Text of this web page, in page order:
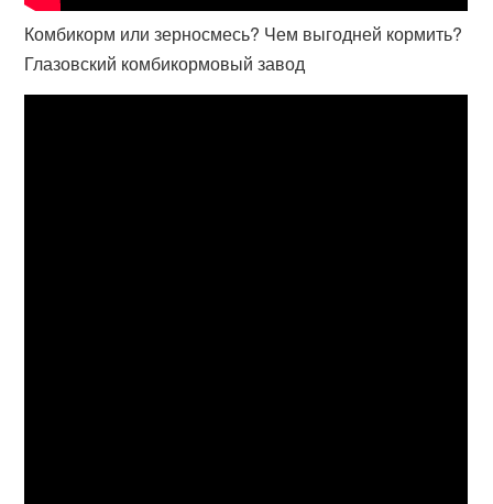
Комбикорм или зерносмесь? Чем выгодней кормить?
Глазовский комбикормовый завод